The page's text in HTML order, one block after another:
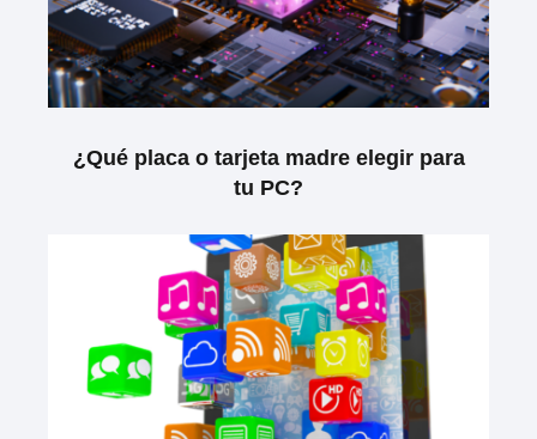
¿Qué placa o tarjeta madre elegir para
tu PC?